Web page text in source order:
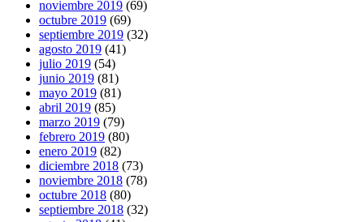
noviembre 2019 (69)
octubre 2019 (69)
septiembre 2019 (32)
agosto 2019 (41)
julio 2019 (54)
junio 2019 (81)
mayo 2019 (81)
abril 2019 (85)
marzo 2019 (79)
febrero 2019 (80)
enero 2019 (82)
diciembre 2018 (73)
noviembre 2018 (78)
octubre 2018 (80)
septiembre 2018 (32)